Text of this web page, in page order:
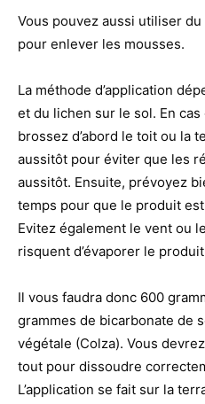
Vous pouvez aussi utiliser
pour enlever les mousses.
La méthode d’application
et du lichen sur le sol. En
brossez d’abord le toit ou la
aussitôt pour éviter que les
aussitôt. Ensuite, prévoyez
temps pour que le produit
Evitez également le vent ou
risquent d’évaporer le
Il vous faudra donc 600
grammes de bicarbonate de
végétale (Colza). Vous
tout pour dissoudre
L’application se fait sur la